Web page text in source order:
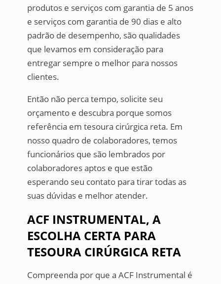
produtos e serviços com garantia de 5 anos
e serviços com garantia de 90 dias e alto
padrão de desempenho, são qualidades
que levamos em consideração para
entregar sempre o melhor para nossos
clientes.
Então não perca tempo, solicite seu
orçamento e descubra porque somos
referência em tesoura cirúrgica reta. Em
nosso quadro de colaboradores, temos
funcionários que são lembrados por
colaboradores aptos e que estão
esperando seu contato para tirar todas as
suas dúvidas e melhor atender.
ACF INSTRUMENTAL, A
ESCOLHA CERTA PARA
TESOURA CIRÚRGICA RETA
Compreenda por que a ACF Instrumental é